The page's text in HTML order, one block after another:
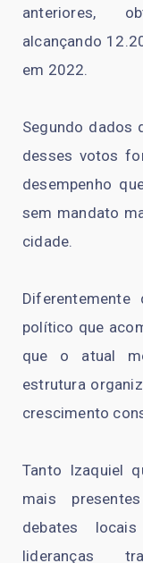
anteriores,
alcançando
em 2022.
Segundo dados
desses votos
desempenho
sem mandato
cidade.
político que
que o atual
estrutura
crescimento
Tanto Izaquiel
mais
debates
lideranças